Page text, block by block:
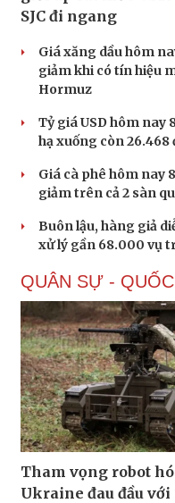
SJC đi ngang
Giá xăng dầu hôm
giảm khi có tín hiệu
Hormuz
Tỷ giá USD hôm nay
hạ xuống còn 26.468
Giá cà phê hôm nay
giảm trên cả 2 sàn
Buôn lậu, hàng giả
xử lý gần 68.000 vụ
QUÂN SỰ -
Tham vọng robot
Ukraine đau đầu với